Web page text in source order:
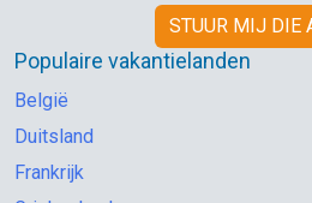
Populaire vakantielanden
België
Duitsland
Frankrijk